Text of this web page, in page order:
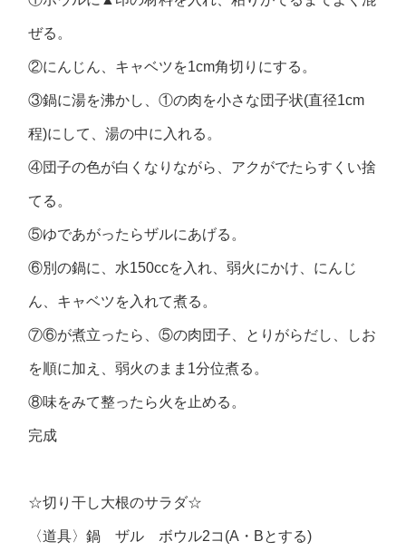
ぜる。
②にんじん、キャベツを1cm角切りにする。
③鍋に湯を沸かし、①の肉を小さな団子状(直径1cm
程)にして、湯の中に入れる。
④団子の色が白くなりながら、アクがでたらすくい捨
てる。
⑤ゆであがったらザルにあげる。
⑥別の鍋に、水150ccを入れ、弱火にかけ、にんじ
ん、キャベツを入れて煮る。
⑦⑥が煮立ったら、⑤の肉団子、とりがらだし、しお
を順に加え、弱火のまま1分位煮る。
⑧味をみて整ったら火を止める。
完成
☆切り干し大根のサラダ☆
〈道具〉鍋 ザル ボウル2コ(A・Bとする)